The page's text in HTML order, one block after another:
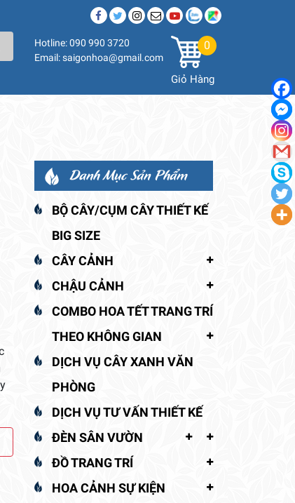
Hotline: 090 990 3720
Email: saigonhoa@gmail.com
0
Giỏ Hàng
Danh Mục Sản Phẩm
BỘ CÂY/CỤM CÂY THIẾT KẾ
BIG SIZE
CÂY CẢNH
CHẬU CẢNH
COMBO HOA TẾT TRANG TRÍ
THEO KHÔNG GIAN
DỊCH VỤ CÂY XANH VĂN
PHÒNG
DỊCH VỤ TƯ VẤN THIẾT KẾ
ĐÈN SÂN VƯỜN
ĐỒ TRANG TRÍ
HOA CẢNH SỰ KIỆN